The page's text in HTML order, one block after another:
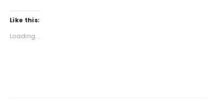
Like this:
Loading...